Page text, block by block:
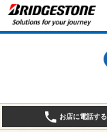
お店に電話する